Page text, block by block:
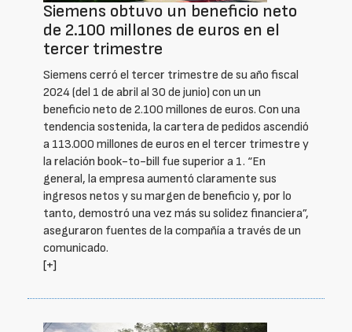
Siemens obtuvo un beneficio neto
de 2.100 millones de euros en el
tercer trimestre
Siemens cerró el tercer trimestre de su año fiscal
2024 (del 1 de abril al 30 de junio) con un un
beneficio neto de 2.100 millones de euros. Con una
tendencia sostenida, la cartera de pedidos ascendió
a 113.000 millones de euros en el tercer trimestre y
la relación book-to-bill fue superior a 1. “En
general, la empresa aumentó claramente sus
ingresos netos y su margen de beneficio y, por lo
tanto, demostró una vez más su solidez financiera”,
aseguraron fuentes de la compañía a través de un
comunicado.
[+]